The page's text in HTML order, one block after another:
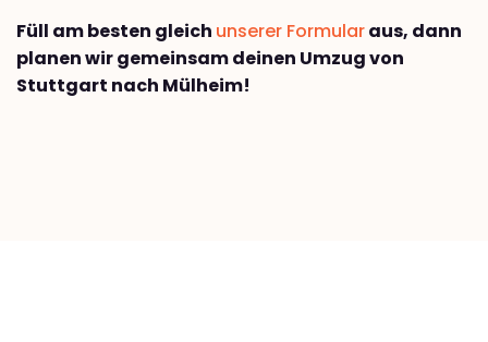
Füll am besten gleich unserer Formularaus, dann
planen wir gemeinsam deinen Umzug von
Stuttgart nach Mülheim!